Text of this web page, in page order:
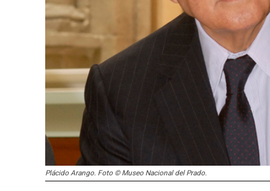
Plácido Arango. Foto © Museo Nacional del Prado.